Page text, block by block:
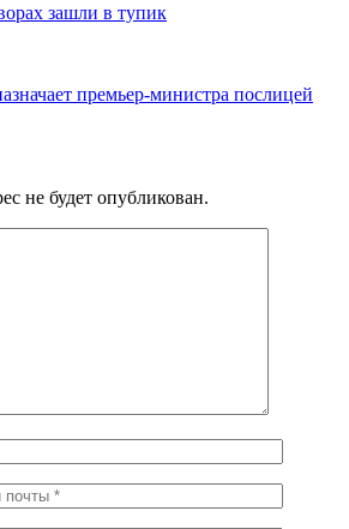
зашли в тупик
премьер-министра послицей
не будет опубликован.